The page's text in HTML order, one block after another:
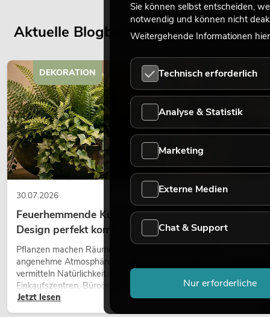
Aktuelle Blogbeiträge
30.07.2026
Feuerhemmende Kunstpflanzen: Sicherheit und
Design perfekt kombiniert
Pflanzen machen Räume lebendig. Sie schaffen eine
angenehme Atmosphäre, verbessern das Ambiente und
vermitteln Natürlichkeit. Ob in Hotels, Restaurants,
Einkaufszentren, Bürogebäuden oder auf Messeständen: eine
hochwertige Begrünung gehört heute längst zum modernen
Raumkonzept.
Jetzt lesen
DEKORATION
Sie können selbst entscheiden,
notwendig und können nicht
Weitergehende Informationen
Technisch erforderlich
Analyse & Statistik
Marketing
Externe Medien
Chat & Support
Nur erforderliche